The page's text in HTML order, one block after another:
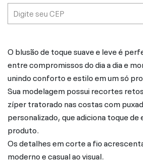
O blusão de toque suave e leve é
entre compromissos do dia a dia e
unindo conforto e estilo em um só
Sua modelagem possui recortes
zíper tratorado nas costas com
personalizado, que adiciona toque de
produto.
Os detalhes em corte a fio
moderno e casual ao visual.